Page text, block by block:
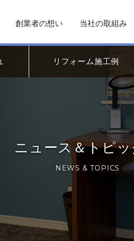
創業者の想い 当社の取組み
リフォーム施工例
ニュース＆トピ
NEWS & TOPICS